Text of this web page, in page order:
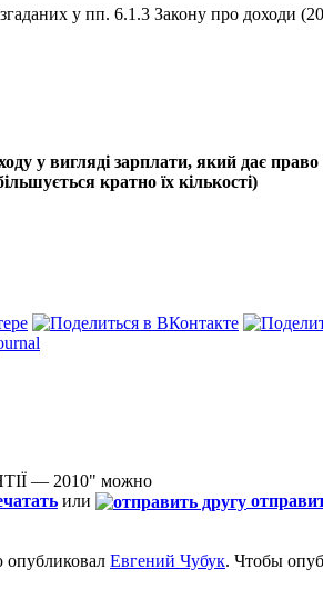
у пп. 6.1.3 Закону про доходи
у вигляді зарплати, який дає
кратно їх кількості)
— 2010" можно
или
опубликовал Евгений Чубук. Чтобы